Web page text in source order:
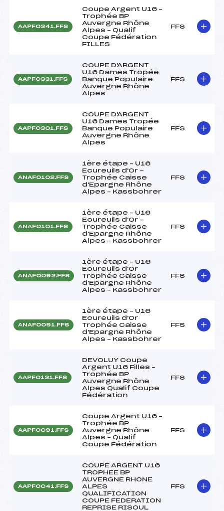
AAPF0341.FFS
Coupe Argent U16 –
Trophée BP
Auvergne Rhône
Alpes – Qualif
Coupe Fédération
FILLES
FFS
AAPF0331.FFS
COUPE D'ARGENT
U16 Dames Tropée
Banque Populaire
Auvergne Rhône
Alpes
FFS
AAPF0301.FFS
COUPE D'ARGENT
U16 Dames Tropée
Banque Populaire
Auvergne Rhône
Alpes
FFS
ANAF0102.FFS
1ère étape – U16
Ecureuils d'Or -
Trophée Caisse
d'Epargne Rhône
Alpes – Kassbohrer
FFS
ANAF0101.FFS
1ère étape – U16
Ecureuils d'Or -
Trophée Caisse
d'Epargne Rhône
Alpes – Kassbohrer
FFS
ANAF0092.FFS
1ère étape – U16
Ecureuils d'Or
Trophée Caisse
d'Epargne Rhône
Alpes – Kassbohrer
FFS
ANAF0091.FFS
1ère étape – U16
Ecureuils d'Or
Trophée Caisse
d'Epargne Rhône
Alpes – Kassbohrer
FFS
AAPF0131.FFS
DEVOLUY Coupe
Argent U16 Filles –
Trophée BP
Auvergne Rhône
Alpes Qualif Coupe
Fédération
FFS
AAPF0091.FFS
Coupe Argent U16 –
Trophée BP
Auvergne Rhône
Alpes – Qualif
Coupe Fédération
FFS
AAPF0041.FFS
COUPE ARGENT U16
TROPHEE BP
AUVERGNE RHONE
ALPES
QUALIFICATION
COUPE FEDERATION
REPRISE RISOUL
FFS